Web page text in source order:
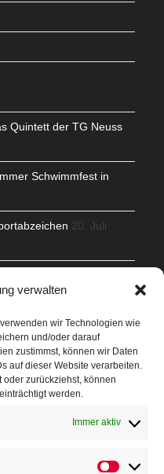
verwalten
wir Technologien wie
und/oder darauf
zustimmst, können wir Daten
auf dieser Website verarbeiten.
zurückziehst, können
werden.
Immer aktiv
Quintett der TG Neuss
Schwimmfest in
20. Juli